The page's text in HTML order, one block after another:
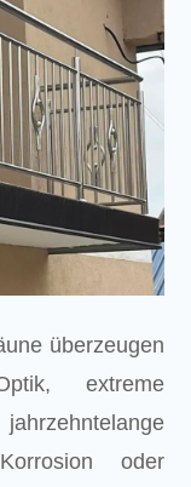
überzeugen
extreme
oder